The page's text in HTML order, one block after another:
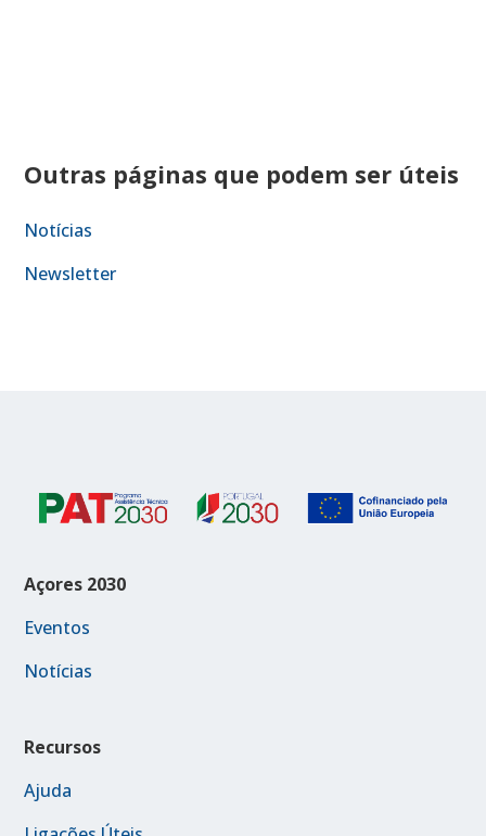
Outras páginas que podem ser úteis
Notícias
Newsletter
Açores 2030
Eventos
Notícias
Recursos
Ajuda